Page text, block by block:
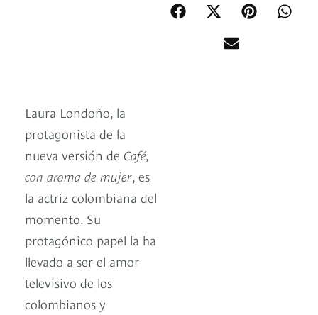
Laura Londoño, la
protagonista de la
nueva versión de Café,
con aroma de mujer, es
la actriz colombiana del
momento. Su
protagónico papel la ha
llevado a ser el amor
televisivo de los
colombianos y